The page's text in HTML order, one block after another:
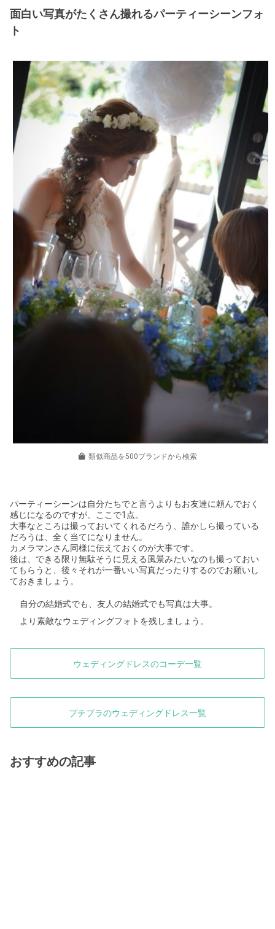
面白い写真がたくさん撮れるパーティーシーンフォ
ト
類似商品を500ブランドから検索
パーティーシーンは自分たちでと言うよりもお友達に頼んでおく
感じになるのですが、ここで1点。
大事なところは撮っておいてくれるだろう、誰かしら撮っている
だろうは、全く当てになりません。
カメラマンさん同様に伝えておくのが大事です。
後は、できる限り無駄そうに見える風景みたいなのも撮っておい
てもらうと、後々それが一番いい写真だったりするのでお願いし
ておきましょう。
自分の結婚式でも、友人の結婚式でも写真は大事。
より素敵なウェディングフォトを残しましょう。
ウェディングドレスのコーデ一覧
プチプラのウェディングドレス一覧
おすすめの記事